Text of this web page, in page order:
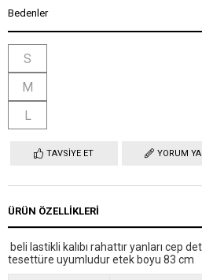
Bedenler
S
M
L
TAVSIYE ET YORUM
ÜRÜN ÖZELLIKLERI
beli lastikli kalıbı rahattır yanları cep
tesettüre uyumludur etek boyu 83 cm